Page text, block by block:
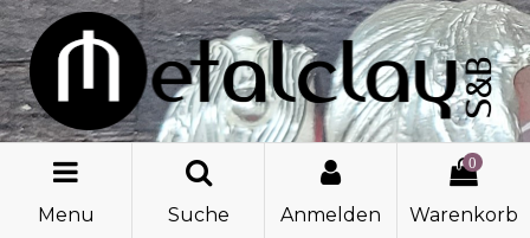
Menu Suche Anmelden
0
Warenkorb